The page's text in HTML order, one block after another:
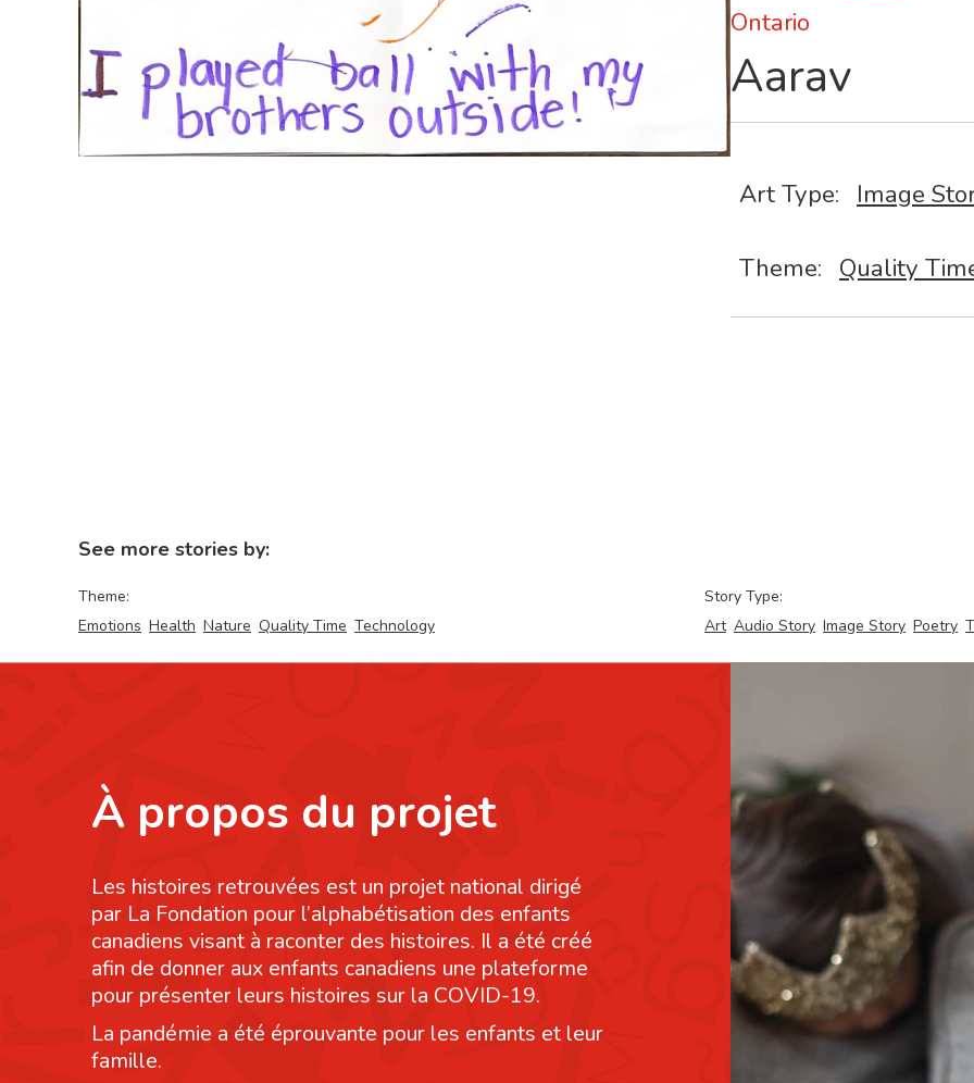
Ontario
Aarav
Art Type: Image
Theme: Quality
See more stories by:
Theme:
Emotions Health Nature Quality Time Technology
Story Type:
Art Audio Story Image Story Poetry
À propos du projet
Les histoires retrouvées est un projet national dirigé
par La Fondation pour l’alphabétisation des enfants
canadiens visant à raconter des histoires. Il a été créé
afin de donner aux enfants canadiens une plateforme
pour présenter leurs histoires sur la COVID-19.
La pandémie a été éprouvante pour les enfants et leur
famille.